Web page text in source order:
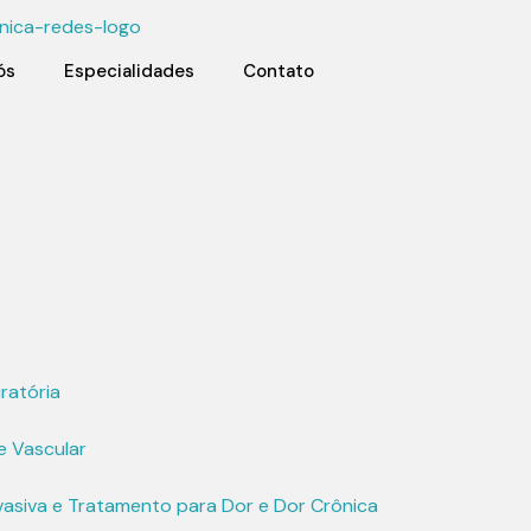
Especialidades Contato
Vascular
e Tratamento para Dor e Dor Crônica